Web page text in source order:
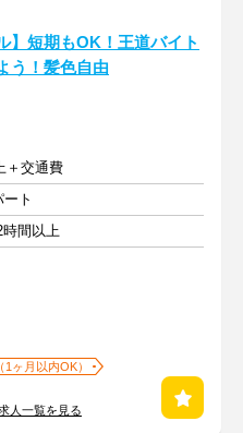
】短期もOK！王道バイト
う！髪色自由
＋交通費
ト
間以上
1ヶ月以内OK）
人一覧を見る